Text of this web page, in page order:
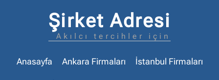
Şirket Adresi
Akılcı tercihler için
Anasayfa Ankara Firmaları İstanbul Firmaları